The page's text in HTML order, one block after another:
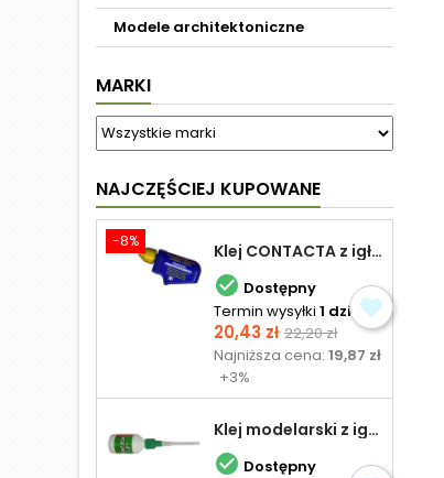
Modele architektoniczne
MARKI
NAJCZĘŚCIEJ KUPOWANE
-8% Klej CONTACTA z igłą do plastiku 25,0 g
 Dostępny
Termin wysyłki 1 dzień
Cena
20,43 zł Cena
podstawowa
22,20 zł
Najniższa cena:19,87 zł
+3%
Klej modelarski z igłą 30 ml
 Dostępny